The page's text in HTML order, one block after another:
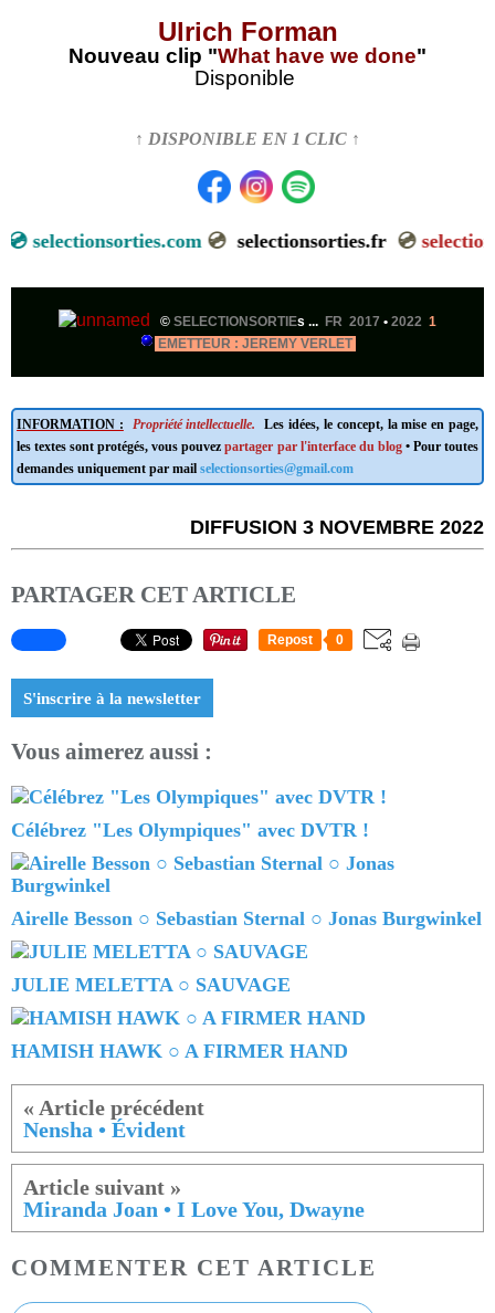
Ulrich Forman
Nouveau clip "What have we done"
Disponible
↑ DISPONIBLE EN 1 CLIC ↑
selectionsorties.com💿 selectionsorties.fr💿
© SELECTIONSORTIEs ... FR 2017 • 2022 1
EMETTEUR : JEREMY VERLET
INFORMATION : Propriété intellectuelle.
Les idées, le concept, la mise en page,
les textes sont protégés, vous pouvezpartager par l'interface du blog• Pour toutes
demandes uniquement par mail selectionsorties@gmail.com
DIFFUSION 3 NOVEMBRE 2022
PARTAGER CET ARTICLE
Repost 0
S'inscrire à la newsletter
Vous aimerez aussi :
Célébrez "Les Olympiques" avec DVTR !
Airelle Besson ○ Sebastian Sternal ○ Jonas Burgwinkel
JULIE MELETTA ○ SAUVAGE
HAMISH HAWK ○ A FIRMER HAND
Nensha • Évident
Miranda Joan • I Love You, Dwayne
COMMENTER CET ARTICLE